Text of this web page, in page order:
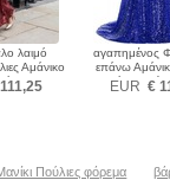
λαιμό
Αμάνικο
αγαπημένος
επάνω
Γοργόνα
EUR €
Πούλιες φόρεμα